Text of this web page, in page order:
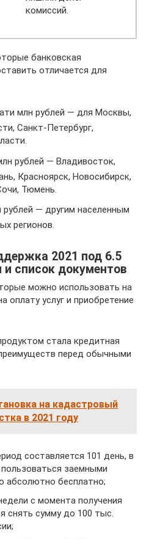
комиссий.
банковская
отличается для
млн рублей — для Москвы,
Санкт-Петербург,
рублей — Владивосток,
Красноярск, Новосибирск,
Тюмень.
— другим населенным
регионов.
2021 под 6.5
и список документов
можно использовать на
оплату услуг и приобретение
стала кредитная
перед обычными
на кадастровый
в 2021 году
составляется 101 день, в
заемными
абсолютно бесплатно;
с момента получения
снять сумму до 100 тыс.